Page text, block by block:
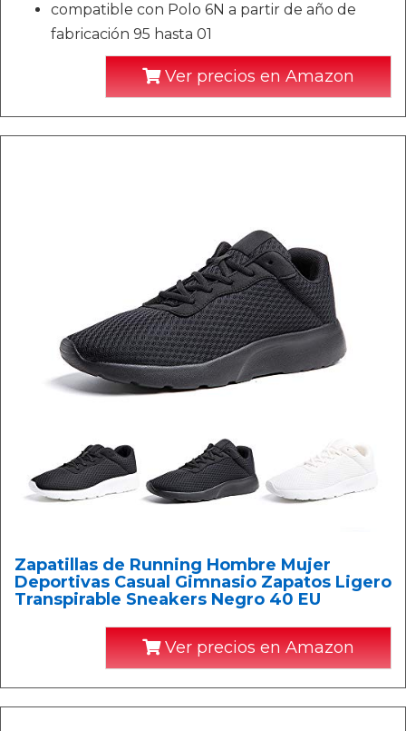
compatible con Polo 6N a partir de año de
fabricación 95 hasta 01
Ver precios en Amazon
Zapatillas de Running Hombre Mujer
Deportivas Casual Gimnasio Zapatos Ligero
Transpirable Sneakers Negro 40 EU
Ver precios en Amazon